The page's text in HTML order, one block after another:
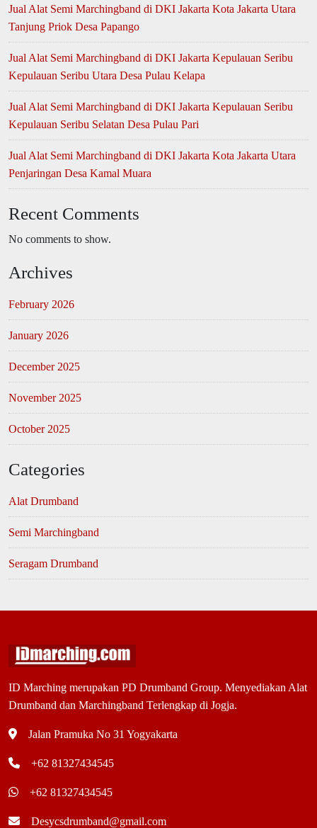
Jual Alat Semi Marchingband di DKI Jakarta Kota Jakarta Utara
Tanjung Priok Desa Papango
Jual Alat Semi Marchingband di DKI Jakarta Kepulauan Seribu
Kepulauan Seribu Utara Desa Pulau Kelapa
Jual Alat Semi Marchingband di DKI Jakarta Kepulauan Seribu
Kepulauan Seribu Selatan Desa Pulau Pari
Jual Alat Semi Marchingband di DKI Jakarta Kota Jakarta Utara
Penjaringan Desa Kamal Muara
Recent Comments
No comments to show.
Archives
February 2026
January 2026
December 2025
November 2025
October 2025
Categories
Alat Drumband
Semi Marchingband
Seragam Drumband
ID Marching merupakan PD Drumband Group. Menyediakan Alat
Drumband dan Marchingband Terlengkap di Jogja.
Jalan Pramuka No 31 Yogyakarta
+62 81327434545
+62 81327434545
Desycsdrumband@gmail.com